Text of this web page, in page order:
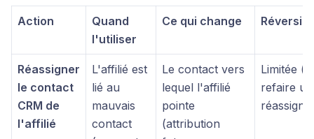
Action
Quand
l'utiliser
Ce qui change
Réassigner
le contact
CRM de
l'affilié
L'affilié est
lié au
mauvais
contact
Le contact vers
lequel l'affilié
pointe
(attribution
Limitée
refaire